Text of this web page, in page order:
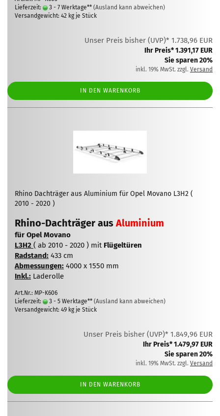
Lieferzeit:
3 - 7 Werktage** (Ausland kann abweichen)
Versandgewicht: 42 kg je Stück
Unser Preis bisher (UVP)* 1.738,96 EUR
Ihr Preis* 1.391,17 EUR
Sie sparen 20%
inkl. 19% MwSt. zzgl. Versand
IN DEN WARENKORB
Rhino Dachträger aus Aluminium für Opel Movano L3H2 (
2010 - 2020 )
Rhino-Dachträger ausAluminium
für Opel Movano
L3H2 ( ab 2010 - 2020 ) mit Flügeltüren
Radstand: 433 cm
Abmessungen: 4000 x 1550 mm
Inkl.: Laderolle
Art.Nr.: MP-K606
Lieferzeit:
3 - 5 Werktage** (Ausland kann abweichen)
Versandgewicht: 49 kg je Stück
Unser Preis bisher (UVP)* 1.849,96 EUR
Ihr Preis* 1.479,97 EUR
Sie sparen 20%
inkl. 19% MwSt. zzgl. Versand
IN DEN WARENKORB